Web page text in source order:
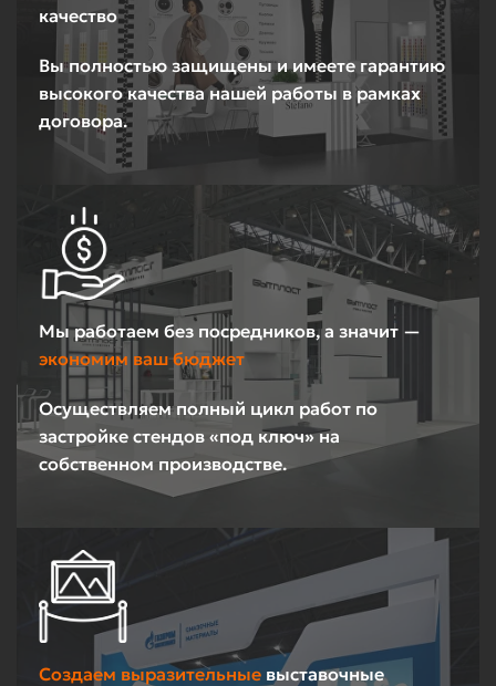
качество
Вы полностью защищены и имеете гарантию
высокого качества нашей работы в рамках
договора.
Мы работаем без посредников, а значит —
экономим ваш бюджет
Осуществляем полный цикл работ по
застройке стендов «под ключ» на
собственном производстве.
Создаем выразительные выставочные